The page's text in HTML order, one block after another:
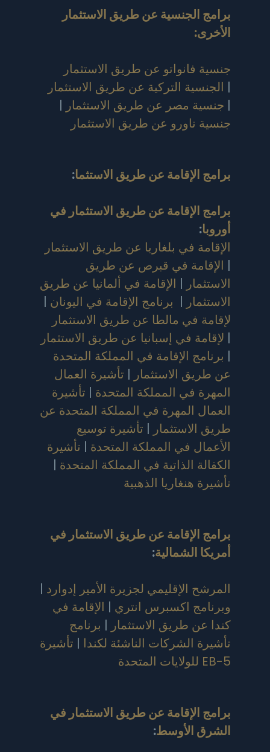
برامج الجنسية عن طريق الاستثمار
الأخرى:
جنسية فانواتو عن طريق الاستثمار
| الجنسية التركية عن طريق الاستثمار
| جنسية مصر عن طريق الاستثمار |
جنسية ناورو عن طريق الاستثمار
برامج الإقامة عن طريق الاستثما:
برامج الإقامة عن طريق الاستثمار في
أوروبا:
الإقامة في بلغاريا عن طريق الاستثمار
| الإقامة في قبرص عن طريق
الاستثمار | الإقامة في ألمانيا عن طريق
الاستثمار | برنامج الإقامة في اليونان |
لإقامة في مالطا عن طريق الاستثمار
| لإقامة في إسبانيا عن طريق الاستثمار
| برنامج الإقامة في المملكة المتحدة
عن طريق الاستثمار | تأشيرة العمال
المهرة في المملكة المتحدة | تأشيرة
العمال المهرة في المملكة المتحدة عن
طريق الاستثمار | تأشيرة توسيع
الأعمال في المملكة المتحدة | تأشيرة
الكفالة الذاتية في المملكة المتحدة |
تأشيرة هنغاريا الذهبية
برامج الإقامة عن طريق الاستثمار في
أمريكا الشمالية:
المرشح الإقليمي لجزيرة الأمير إدوارد |
وبرنامج اكسبرس انتري | الإقامة في
كندا عن طريق الاستثمار | برنامج
تأشيرة الشركات الناشئة لكندا | تأشيرة
EB-5 للولايات المتحدة
برامج الإقامة عن طريق الاستثمار في
الشرق الأوسط: